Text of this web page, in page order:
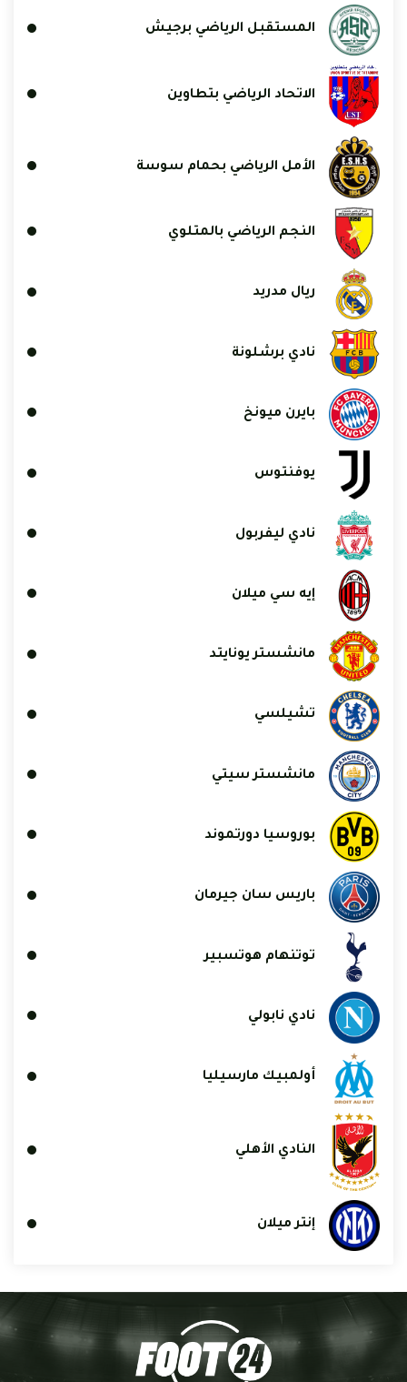
المستقبل الرياضي برجيش
الاتحاد الرياضي بتطاوين
الأمل الرياضي بحمام سوسة
النجم الرياضي بالمتلوي
ريال مدريد
نادي برشلونة
بايرن ميونخ
يوفنتوس
نادي ليفربول
إيه سي ميلان
مانشستر يونايتد
تشيلسي
مانشستر سيتي
بوروسيا دورتموند
باريس سان جيرمان
توتنهام هوتسبير
نادي نابولي
أولمبيك مارسيليا
النادي الأهلي
إنتر ميلان